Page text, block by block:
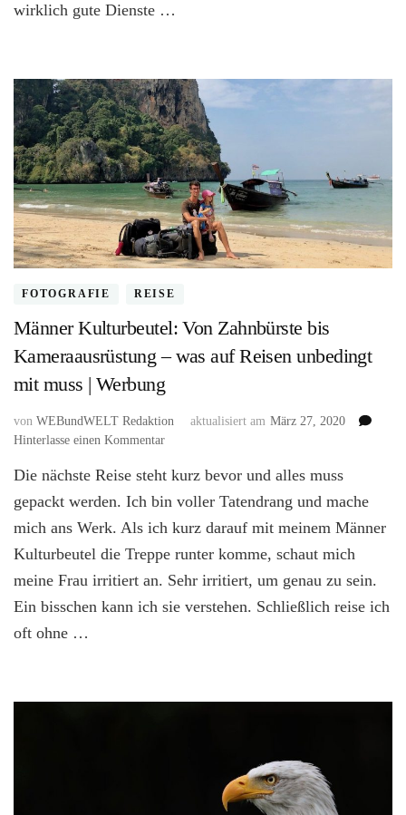
wirklich gute Dienste …
FOTOGRAFIE REISE
Männer Kulturbeutel: Von Zahnbürste bis
Kameraausrüstung – was auf Reisen unbedingt
mit muss | Werbung
von WEBundWELT Redaktion aktualisiert am März 27, 2020
Hinterlasse einen Kommentarzu
Kulturbeutel:
Von
bis
Kameraausrüstung
–
auf
|
Die nächste Reise steht kurz bevor und alles muss
gepackt werden. Ich bin voller Tatendrang und mache
mich ans Werk. Als ich kurz darauf mit meinem Männer
Kulturbeutel die Treppe runter komme, schaut mich
meine Frau irritiert an. Sehr irritiert, um genau zu sein.
Ein bisschen kann ich sie verstehen. Schließlich reise ich
oft ohne …